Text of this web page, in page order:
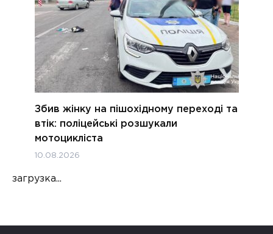
Збив жінку на пішохідному переході та
втік: поліцейські розшукали
мотоцикліста
10.08.2026
загрузка...